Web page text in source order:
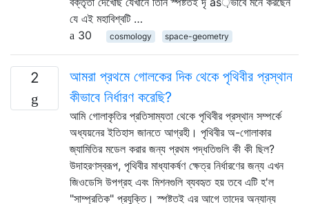
যে এই মহাবিশ্বটি …
30
cosmology space-geometry
2
আমরা প্রথমে গোলকের দিক থেকে পৃথিবীর প্রস্থান
কীভাবে নির্ধারণ করেছি?
আমি গোলাকৃতির প্রতিসাম্যতা থেকে পৃথিবীর প্রস্থান সম্পর্কে
অধ্যয়নের ইতিহাস জানতে আগ্রহী। পৃথিবীর অ-গোলাকার
জ্যামিতির মডেল করার জন্য প্রথম পদ্ধতিগুলি কী কী ছিল?
উদাহরণস্বরূপ, পৃথিবীর মাধ্যাকর্ষণ ক্ষেত্র নির্ধারণের জন্য এখন
জিওডেসি উপগ্রহ এবং মিশনগুলি ব্যবহৃত হয় তবে এটি হ'ল
"সাম্প্রতিক" প্রযুক্তি। স্পষ্টতই এর আগে তাদের অন্যান্য